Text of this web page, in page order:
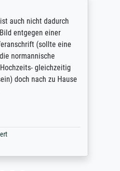
auch nicht dadurch
entgegen einer
(sollte eine
normannische
gleichzeitig
doch nach zu Hause